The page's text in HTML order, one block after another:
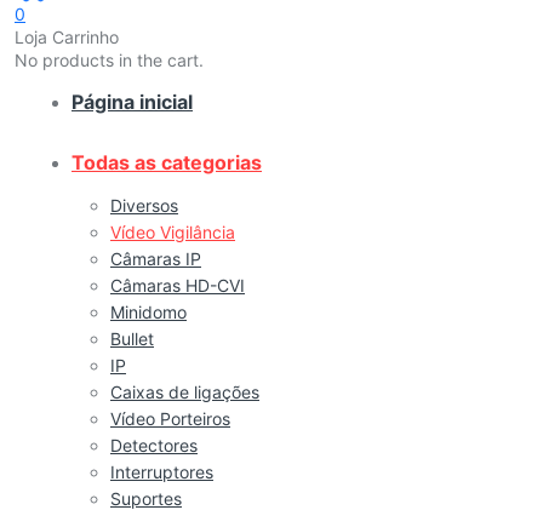
0
Loja Carrinho
No products in the cart.
Página inicial
Todas as categorias
Diversos
Vídeo Vigilância
Câmaras IP
Câmaras HD-CVI
Minidomo
Bullet
IP
Caixas de ligações
Vídeo Porteiros
Detectores
Interruptores
Suportes